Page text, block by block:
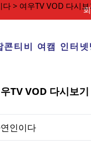
다 > 여우TV VOD 다시
TV VOD 다시보기
인이다